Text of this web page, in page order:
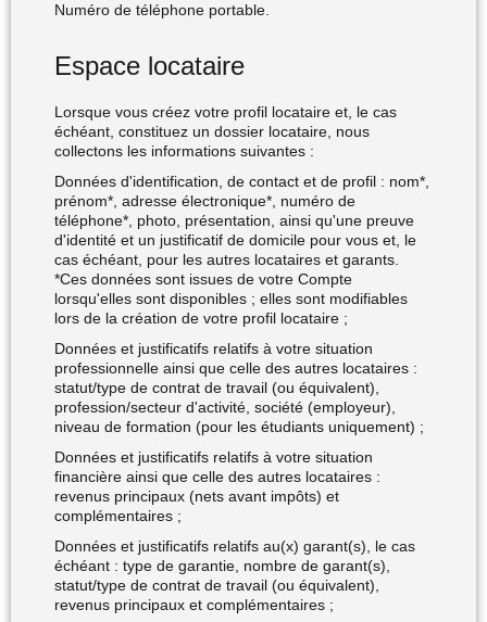
Numéro de téléphone portable.
Espace locataire
Lorsque vous créez votre profil locataire et, le cas
échéant, constituez un dossier locataire, nous
collectons les informations suivantes :
Données d'identification, de contact et de profil : nom*,
prénom*, adresse électronique*, numéro de
téléphone*, photo, présentation, ainsi qu'une preuve
d'identité et un justificatif de domicile pour vous et, le
cas échéant, pour les autres locataires et garants.
*Ces données sont issues de votre Compte
lorsqu'elles sont disponibles ; elles sont modifiables
lors de la création de votre profil locataire ;
Données et justificatifs relatifs à votre situation
professionnelle ainsi que celle des autres locataires :
statut/type de contrat de travail (ou équivalent),
profession/secteur d'activité, société (employeur),
niveau de formation (pour les étudiants uniquement) ;
Données et justificatifs relatifs à votre situation
financière ainsi que celle des autres locataires :
revenus principaux (nets avant impôts) et
complémentaires ;
Données et justificatifs relatifs au(x) garant(s), le cas
échéant : type de garantie, nombre de garant(s),
statut/type de contrat de travail (ou équivalent),
revenus principaux et complémentaires ;